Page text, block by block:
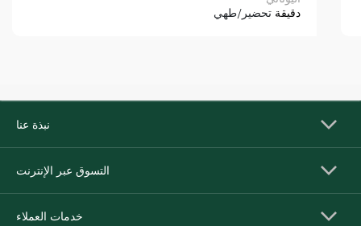
دقيقة تحضير/طهي
نبذة عنا
التسوق عبر الإنترنت
خدمات العملاء